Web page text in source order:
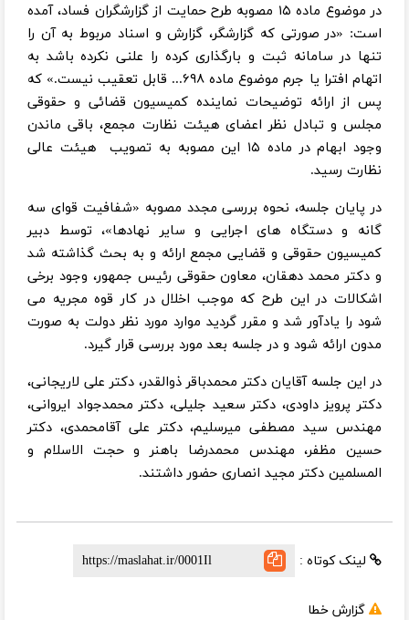
در موضوع ماده ۱۵ مصوبه طرح حمایت از گزارشگران فساد، آمده
است: «در صورتی که گزارشگر، گزارش و اسناد مربوط به آن را
تنها در سامانه ثبت و بارگذاری کرده را علنی نکرده باشد به
اتهام افترا یا جرم موضوع ماده ۶۹۸... قابل تعقیب نیست.» که
پس از ارائه توضیحات نماینده کمیسیون قضائی و حقوقی
مجلس و تبادل نظر اعضای هیئت نظارت مجمع، باقی ماندن
وجود ابهام در ماده ۱۵ این مصوبه به تصویب هیئت عالی
نظارت رسید.
در پایان جلسه، نحوه بررسی مجدد مصوبه «شفافیت قوای سه
گانه و دستگاه های اجرایی و سایر نهادها»، توسط دبیر
کمیسیون حقوقی و قضایی مجمع ارائه و به بحث گذاشته شد
و دکتر محمد دهقان، معاون حقوقی رئیس جمهور، وجود برخی
اشکالات در این طرح که موجب اخلال در کار قوه مجریه می
شود را یادآور شد و مقرر گردید موارد مورد نظر دولت به صورت
مدون ارائه شود و در جلسه بعد مورد بررسی قرار گیرد.
در این جلسه آقایان دکتر محمدباقر ذوالقدر، دکتر علی لاریجانی،
دکتر پرویز داودی، دکتر سعید جلیلی، دکتر محمدجواد ایروانی،
مهندس سید مصطفی میرسلیم، دکتر علی آقامحمدی، دکتر
حسین مظفر، مهندس محمدرضا باهنر و حجت الاسلام و
المسلمین دکتر مجید انصاری حضور داشتند.
لینک کوتاه :
گزارش خطا